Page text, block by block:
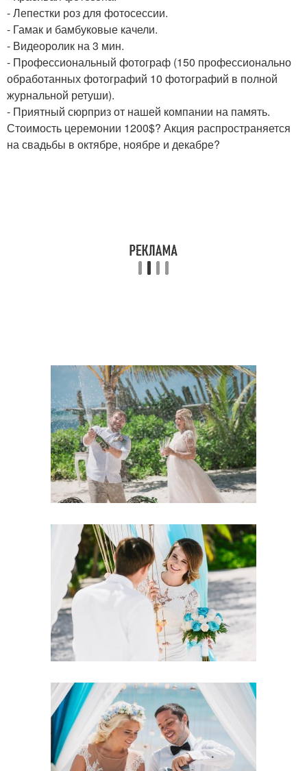
- Лепестки роз для фотосессии.
- Гамак и бамбуковые качели.
- Видеоролик на 3 мин.
- Профессиональный фотограф (150 профессионально
обработанных фотографий 10 фотографий в полной
журнальной ретуши).
- Приятный сюрприз от нашей компании на память.
Стоимость церемонии 1200$? Акция распространяется
на свадьбы в октябре, ноябре и декабре?